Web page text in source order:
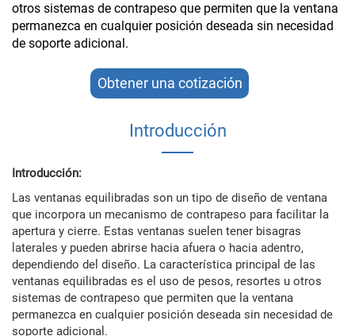
otros sistemas de contrapeso que permiten que la ventana
permanezca en cualquier posición deseada sin necesidad
de soporte adicional.
Obtener una cotización
Introducción
Introducción:
Las ventanas equilibradas son un tipo de diseño de ventana
que incorpora un mecanismo de contrapeso para facilitar la
apertura y cierre. Estas ventanas suelen tener bisagras
laterales y pueden abrirse hacia afuera o hacia adentro,
dependiendo del diseño. La característica principal de las
ventanas equilibradas es el uso de pesos, resortes u otros
sistemas de contrapeso que permiten que la ventana
permanezca en cualquier posición deseada sin necesidad de
soporte adicional.